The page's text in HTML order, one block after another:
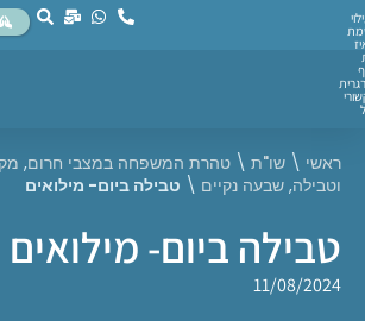
ראשי \ שו"ת \ טהרת המשפחה במצבי חרום,
וטבילה, שבעה נקיים \ טבילה ביום- מילואים
טבילה ביום- מילואים
11/08/2024